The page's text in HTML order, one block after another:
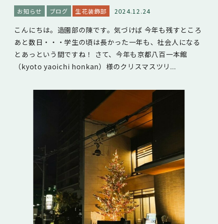
お知らせ ブログ 生花装飾部 2024.12.24
こんにちは。造園部の陳です。気づけば 今年も残すところ
あと数日・・・学生の頃は長かった一年も、社会人になる
とあっという間ですね！ さて、今年も京都八百一本館
（kyoto yaoichi honkan）様のクリスマスツリ...